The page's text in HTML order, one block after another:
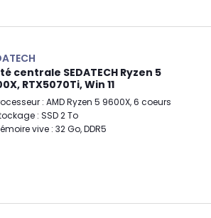
centrale SEDATECH Ryzen 5
RTX5070Ti, Win 11
: AMD Ryzen 5 9600X, 6 coeurs
: SSD 2 To
vive : 32 Go, DDR5